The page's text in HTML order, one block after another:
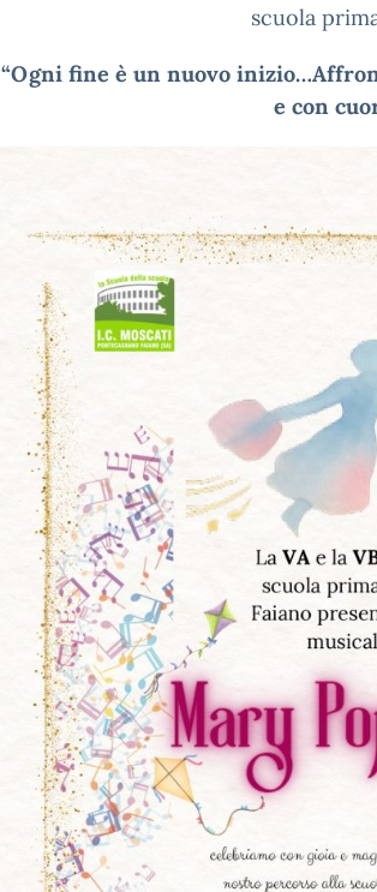
scuola
“Ogni fine è un nuovo
e con